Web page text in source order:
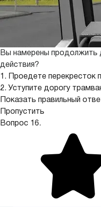
Вы намерены продолжить
действия?
1. Проедете перекресток
2. Уступите дорогу
Показать правильный
Пропустить
Вопрос 16.